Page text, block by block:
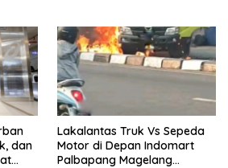
dan
Lakalantas Truk Vs Sepeda
Motor di Depan Indomart
Palbapang Magelang